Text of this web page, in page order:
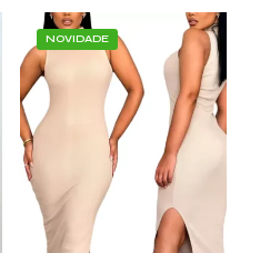
várias
variantes.
opções
podem
ser
escolhidas
página
produto
ser
NOVIDADE